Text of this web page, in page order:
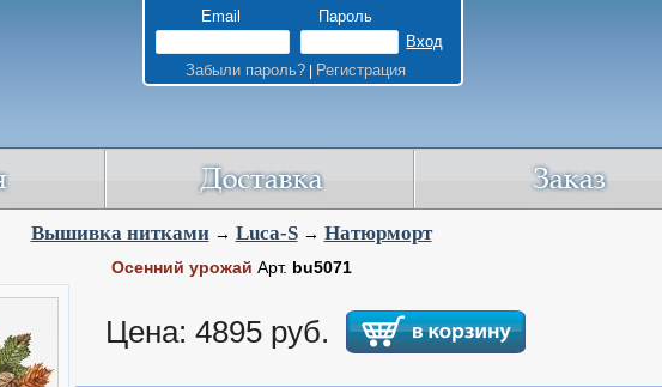
Email Пароль
Забыли пароль?| Регистрация
Вышивка нитками→ Luca-S→ Натюрморт
Осенний урожай Арт. bu5071
Цена: 4895 руб.